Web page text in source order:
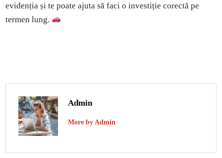
evidenția și te poate ajuta să faci o investiție corectă pe
termen lung.
Admin
More by Admin